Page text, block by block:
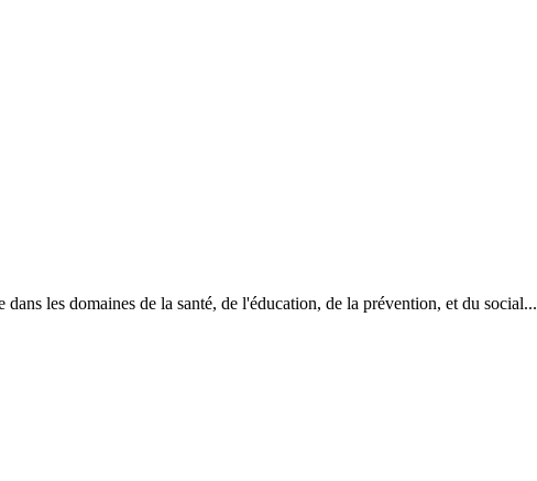
les domaines de la santé, de l'éducation, de la prévention, et du social...